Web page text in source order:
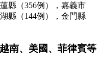
縣（356例），嘉義市
縣（144例），金門縣
南、美國、菲律賓等